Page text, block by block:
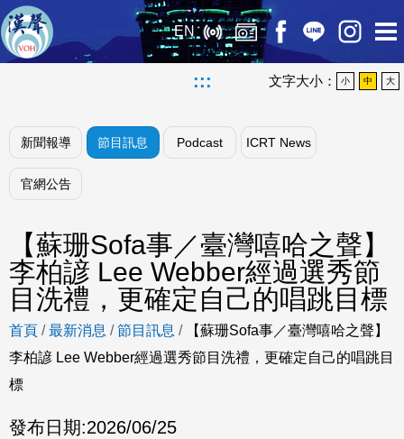
EN
::: 文字大小： 小 中 大
新聞報導 節目訊息 Podcast ICRT News
官網公告
【蘇珊Sofa事／臺灣嘻哈之聲】
李柏諺 Lee Webber經過選秀節
目洗禮，更確定自己的唱跳目標
首頁 /最新消息 /節目訊息 /
【蘇珊Sofa事／臺灣嘻哈之聲】
李柏諺 Lee Webber經過選秀節目洗禮，更確定自己的唱跳目
標
發布日期:2026/06/25